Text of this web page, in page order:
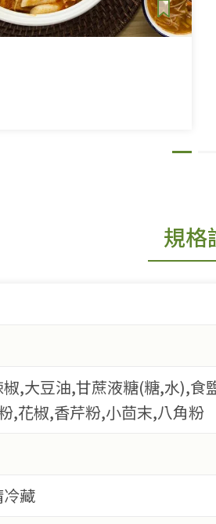
規格
椒,大豆油,甘蔗液糖(糖,水),
,花椒,香芹粉,小茴末,八角粉
藏